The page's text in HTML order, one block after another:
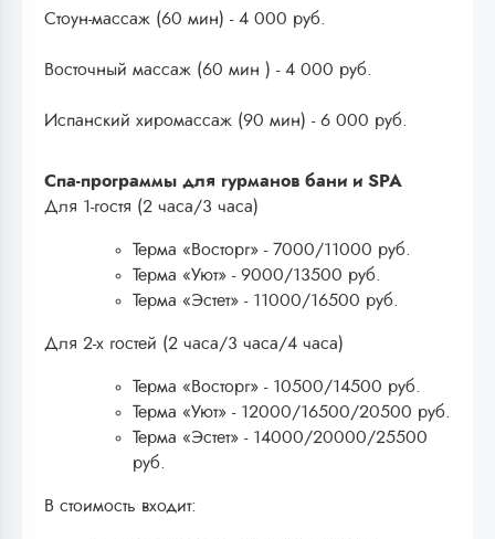
Стоун-массаж (60 мин) - 4 000 руб.
Восточный массаж (60 мин ) - 4 000 руб.
Испанский хиромассаж (90 мин) - 6 000 руб.
Спа-программы для гурманов бани и SPA
Для 1-гостя (2 часа/3 часа)
Терма «Восторг» - 7000/11000 руб.
Терма «Уют» - 9000/13500 руб.
Терма «Эстет» - 11000/16500 руб.
Для 2-х гостей (2 часа/3 часа/4 часа)
Терма «Восторг» - 10500/14500 руб.
Терма «Уют» - 12000/16500/20500 руб.
Терма «Эстет» - 14000/20000/25500
руб.
В стоимость входит: